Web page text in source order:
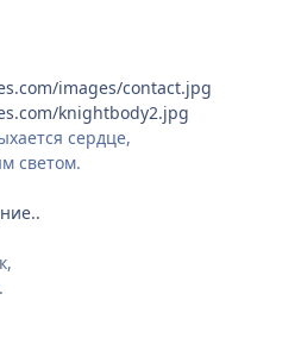
images/contact.jpg
knightbody2.jpg
сердце,
светом.